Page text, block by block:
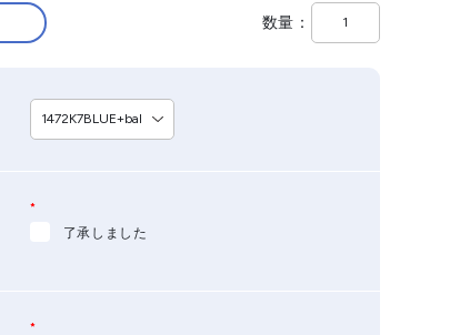
数量
*
了承しました
*